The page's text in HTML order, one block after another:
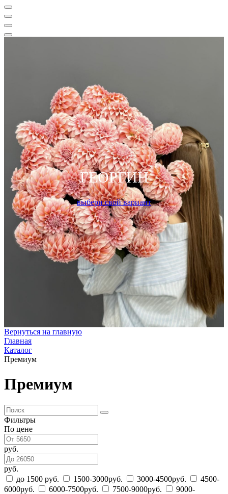
ГЕОРГИН
выбери свой вариант
Вернуться на главную
Главная
Каталог
Премиум
Премиум
Фильтры
По цене
руб.
руб.
до 1500 руб.
1500-3000руб. 3000-4500руб.
4500-
6000руб.
6000-7500руб. 7500-9000руб.
9000-